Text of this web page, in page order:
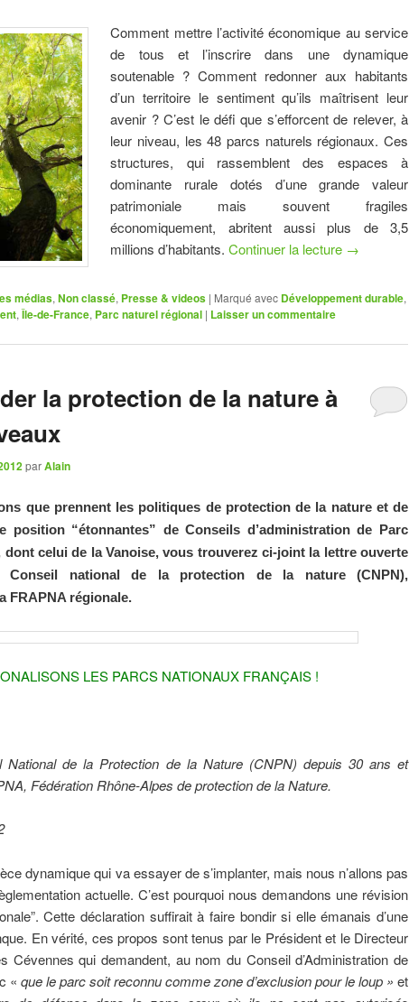
Comment mettre l’activité économique au service
de tous et l’inscrire dans une dynamique
soutenable ? Comment redonner aux habitants
d’un territoire le sentiment qu’ils maîtrisent leur
avenir ? C’est le défi que s’efforcent de relever, à
leur niveau, les 48 parcs naturels régionaux. Ces
structures, qui rassemblent des espaces à
dominante rurale dotés d’une grande valeur
patrimoniale mais souvent fragiles
économiquement, abritent aussi plus de 3,5
millions d’habitants.Continuer la lecture →
médias, Non classé, Presse & videos | Marqué avec Développement durable,
,Île-de-France, Parc naturel régional | Laisser un commentaire
la protection de la nature à
parAlain
que prennent les politiques de protection de la nature et de
position “étonnantes” de Conseils d’administration de Parc
dont celui de la Vanoise, vous trouverez ci-joint la lettre ouverte
Conseil national de la protection de la nature (CNPN),
FRAPNA régionale.
LES PARCS NATIONAUX FRANÇAIS !
National de la Protection de la Nature (CNPN) depuis 30 ans et
Fédération Rhône-Alpes de protection de la Nature.
dynamique qui va essayer de s’implanter, mais nous n’allons pas
actuelle. C’est pourquoi nous demandons une révision
Cette déclaration suffirait à faire bondir si elle émanais d’une
En vérité, ces propos sont tenus par le Président et le Directeur
Cévennes qui demandent, au nom du Conseil d’Administration de
« que le parc soitreconnu comme zone d’exclusion pour le loup » et